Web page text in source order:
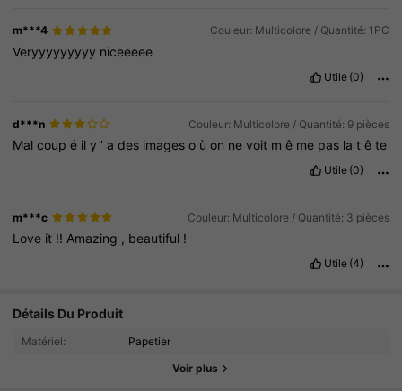
m***4 Couleur: Multicolore / Quantité: 1PC
Veryyyyyyyyy niceeeee
Utile (0)
d***n Couleur: Multicolore / Quantité: 9 pièces
Malcoupé ily’ ades imageso ùon nevoit mê me pas latête
Utile (0)
m***c Couleur: Multicolore / Quantité: 3 pièces
Love it !! Amazing , beautiful !
Utile (4)
Détails Du Produit
Matériel: Papetier
Voir plus
5K Suiveurs